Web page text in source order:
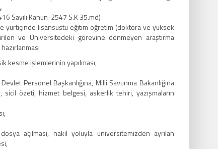
,
Sayılı Kanun-2547 S.K 35.md)
yurtiçinde lisansüstü eğitim öğretim (doktora ve yüksek
ve Üniversitedeki görevine dönmeyen araştırma
kesme işlemlerinin yapılması,
Personel Başkanlığına, Milli Savunma Bakanlığına
özeti, hizmet belgesi, askerlik tehiri, yazışmaların
açılması, nakil yoluyla üniversitemizden ayrılan